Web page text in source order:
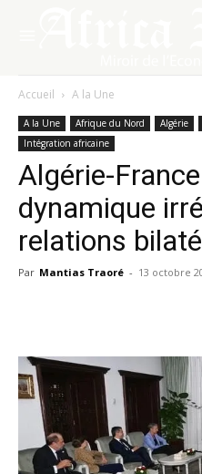
Accueil A la Une
A la Une Afrique du Nord Algérie
Intégration africaine
Algérie-
dynamique
relations
Par Mantias Traoré - 13 octobre